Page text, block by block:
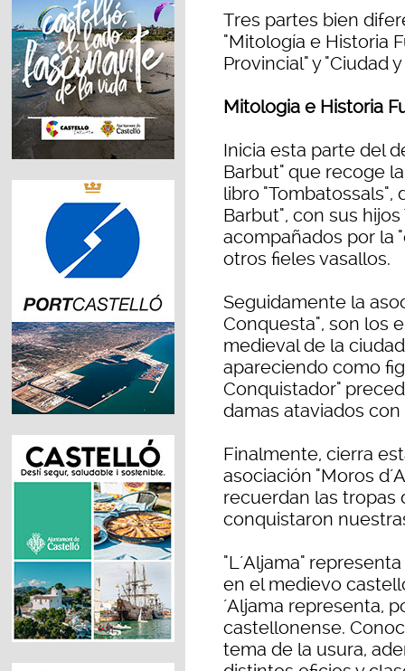
Tres partes bien
"Mitología e Historia
Provincial" y "Ciudad
Mitologia e Historia
Inicia esta parte del
Barbut" que recoge
libro "Tombatossals",
Barbut", con sus
acompañados por la
otros fieles vasallos.
Seguidamente la
Conquesta", son los
medieval de la
apareciendo como
Conquistador"
damas ataviados
Finalmente, cierra
asociación "Moros
recuerdan las tropas
conquistaron
"L´Aljama"
en el medievo
´Aljama representa,
castellonense.
tema de la usura,